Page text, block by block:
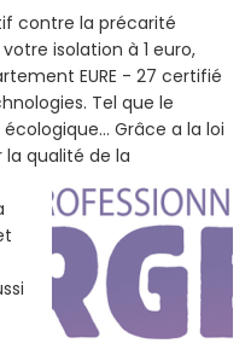
contre la précarité
isolation à 1 euro,
EURE - 27 certifié
Tel que le
Grâce a la loi
la qualité de la